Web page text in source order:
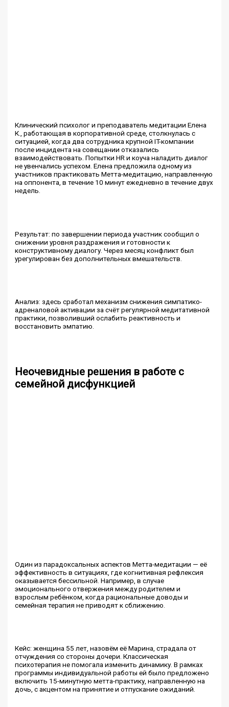
Клинический психолог и преподаватель медитации Елена
К., работающая в корпоративной среде, столкнулась с
ситуацией, когда два сотрудника крупной IT-компании
после инцидента на совещании отказались
взаимодействовать. Попытки HR и коуча наладить диалог
не увенчались успехом. Елена предложила одному из
участников практиковать Метта-медитацию, направленную
на оппонента, в течение 10 минут ежедневно в течение двух
недель.
Результат: по завершении периода участник сообщил о
снижении уровня раздражения и готовности к
конструктивному диалогу. Через месяц конфликт был
урегулирован без дополнительных вмешательств.
Анализ: здесь сработал механизм снижения симпатико-
адреналовой активации за счёт регулярной медитативной
практики, позволивший ослабить реактивность и
восстановить эмпатию.
Неочевидные решения в работе с
семейной дисфункцией
Один из парадоксальных аспектов Метта-медитации — её
эффективность в ситуациях, где когнитивная рефлексия
оказывается бессильной. Например, в случае
эмоционального отвержения между родителем и
взрослым ребёнком, когда рациональные доводы и
семейная терапия не приводят к сближению.
Кейс: женщина 55 лет, назовём её Марина, страдала от
отчуждения со стороны дочери. Классическая
психотерапия не помогала изменить динамику. В рамках
программы индивидуальной работы ей было предложено
включить 15-минутную метта-практику, направленную на
дочь, с акцентом на принятие и отпускание ожиданий.